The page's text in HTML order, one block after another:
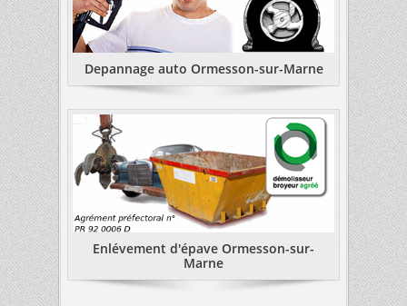
Depannage auto Ormesson-sur-Marne
Enlévement d'épave Ormesson-sur-
Marne